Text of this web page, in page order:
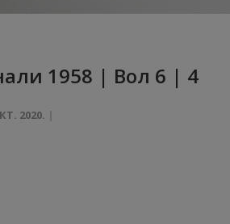
1958 | Вол 6 | 4
2020.